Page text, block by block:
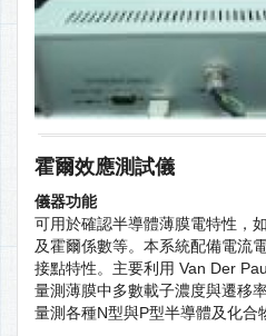
霍爾效應測試儀
儀器功能
可用於確認半導體薄膜電特性，
及霍爾係數等。本系統配備電流
接點特性。主要利用 Van Der
量測薄膜中多數載子濃度與遷移
量測各種N型與P型半導體及化合